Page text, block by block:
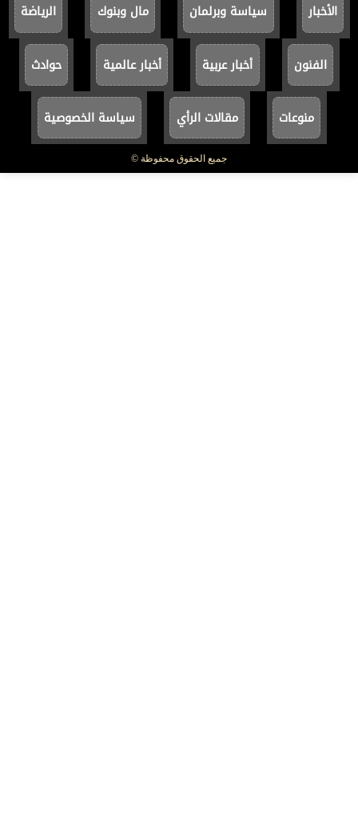
الأخبار سياسة وبرلمان مال وبنوك الرياضة
الفنون أخبار عربية أخبار عالمية حوادث
منوعات مقالات الرأي سياسة الخصوصية
جميع الحقوق محفوظة ©